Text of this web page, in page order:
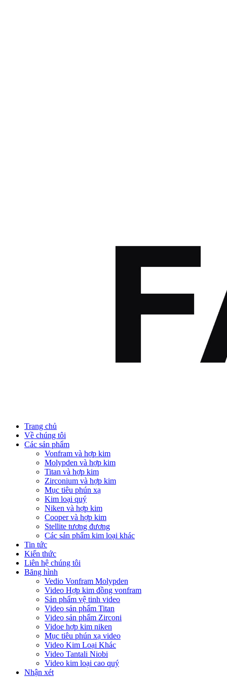
Trang chủ
Về chúng tôi
Các sản phẩm
Vonfram và hợp kim
Molypden và hợp kim
Titan và hợp kim
Zirconium và hợp kim
Mục tiêu phún xạ
Kim loại quý
Niken và hợp kim
Cooper và hợp kim
Stellite tương đương
Các sản phẩm kim loại khác
Tin tức
Kiến thức
Liên hệ chúng tôi
Băng hình
Vedio Vonfram Molypden
Video Hợp kim đồng vonfram
Sản phẩm vệ tinh video
Video sản phẩm Titan
Video sản phẩm Zirconi
Vidoe hợp kim niken
Mục tiêu phún xạ video
Video Kim Loại Khác
Video Tantali Niobi
Video kim loại cao quý
Nhận xét